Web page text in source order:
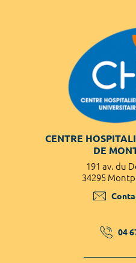
CENTRE
DE
191 av. du
34295
04